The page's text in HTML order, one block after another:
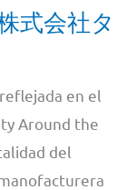
式会社タ
en el
Around the
del